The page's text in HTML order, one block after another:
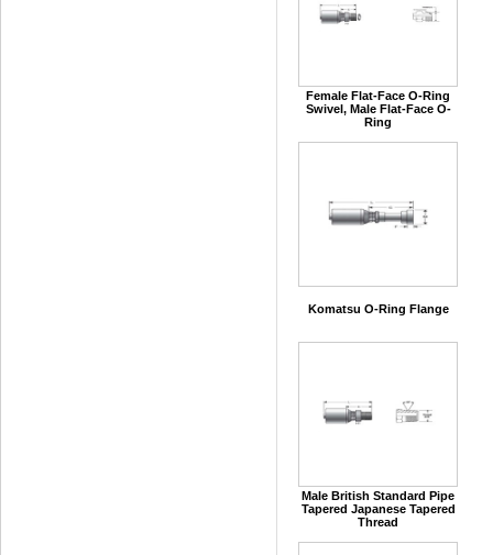
Female Flat-Face O-Ring
Swivel, Male Flat-Face O-
Ring
Komatsu O-Ring Flange
Male British Standard Pipe
Tapered Japanese Tapered
Thread